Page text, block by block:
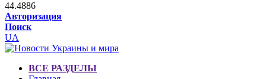
44.4886
Авторизация
Поиск
UA
ВСЕ РАЗДЕЛЫ